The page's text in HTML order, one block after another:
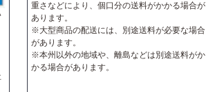
重さなどにより、個口分の送料がかかる場合が
あります。
※大型商品の配送には、別途送料が必要な場合
があります。
※本州以外の地域や、離島などは別途送料がか
かる場合があります。